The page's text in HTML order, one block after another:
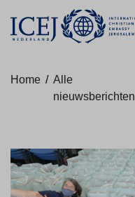
Home / Alle
nieuwsberichten